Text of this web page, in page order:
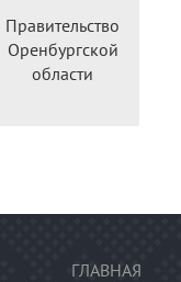
ГЛАВНАЯ